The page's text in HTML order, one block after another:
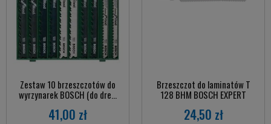
Zestaw 10 brzeszczotów do
wyrzynarek BOSCH (do dre...
41,00 zł
Brzeszczot do laminatów T
128 BHM BOSCH EXPERT
24,50 zł